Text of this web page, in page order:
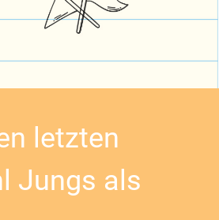
letzten
Jungs als